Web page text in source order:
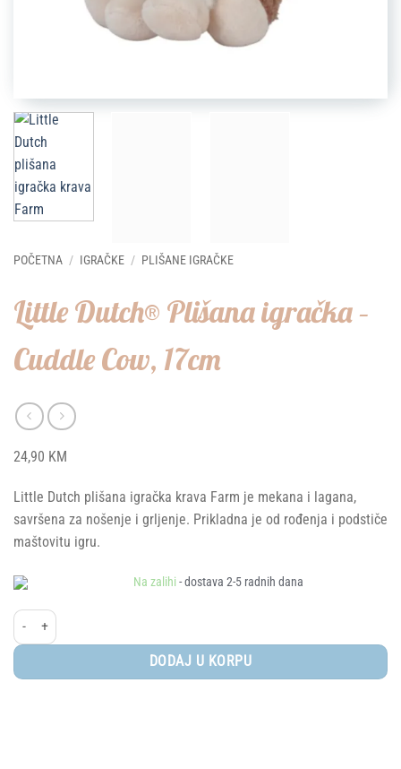
POČETNA / IGRAČKE / PLIŠANE IGRAČKE
Little Dutch® Plišana igračka –
Cuddle Cow, 17cm
24,90 KM
Little Dutch plišana igračka krava Farm je mekana i lagana,
savršena za nošenje i grljenje. Prikladna je od rođenja i podstiče
maštovitu igru.
Na zalihi - dostava 2-5 radnih dana
Little Dutch® Plišana igračka - Cuddle Cow, 17cm količina
DODAJ U KORPU